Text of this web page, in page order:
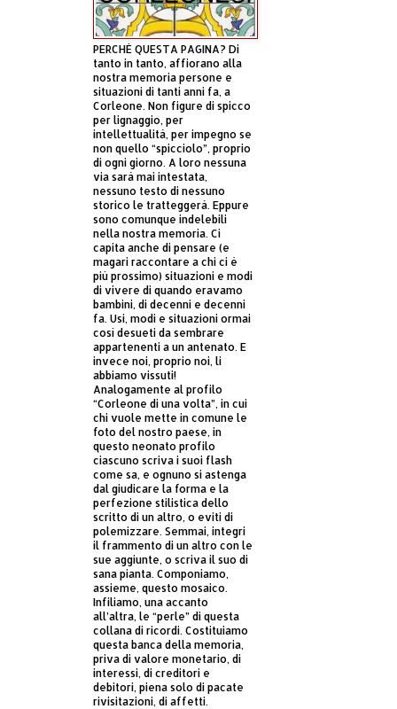
PERCHÈ QUESTA PAGINA? Di
tanto in tanto, affiorano alla
nostra memoria persone e
situazioni di tanti anni fa, a
Corleone. Non figure di spicco
per lignaggio, per
intellettualità, per impegno se
non quello “spicciolo”, proprio
di ogni giorno. A loro nessuna
via sarà mai intestata,
nessuno testo di nessuno
storico le tratteggerà. Eppure
sono comunque indelebili
nella nostra memoria. Ci
capita anche di pensare (e
magari raccontare a chi ci è
più prossimo) situazioni e modi
di vivere di quando eravamo
bambini, di decenni e decenni
fa. Usi, modi e situazioni ormai
così desueti da sembrare
appartenenti a un antenato. E
invece noi, proprio noi, li
abbiamo vissuti!
Analogamente al profilo
“Corleone di una volta”, in cui
chi vuole mette in comune le
foto del nostro paese, in
questo neonato profilo
ciascuno scriva i suoi flash
come sa, e ognuno si astenga
dal giudicare la forma e la
perfezione stilistica dello
scritto di un altro, o eviti di
polemizzare. Semmai, integri
il frammento di un altro con le
sue aggiunte, o scriva il suo di
sana pianta. Componiamo,
assieme, questo mosaico.
Infiliamo, una accanto
all’altra, le “perle” di questa
collana di ricordi. Costituiamo
questa banca della memoria,
priva di valore monetario, di
interessi, di creditori e
debitori, piena solo di pacate
rivisitazioni, di affetti.